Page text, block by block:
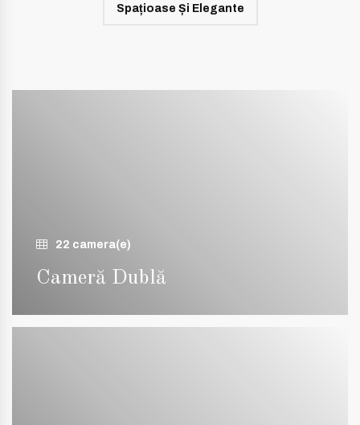
Spațioase Și Elegante
22 camera(e)
Cameră Dublă